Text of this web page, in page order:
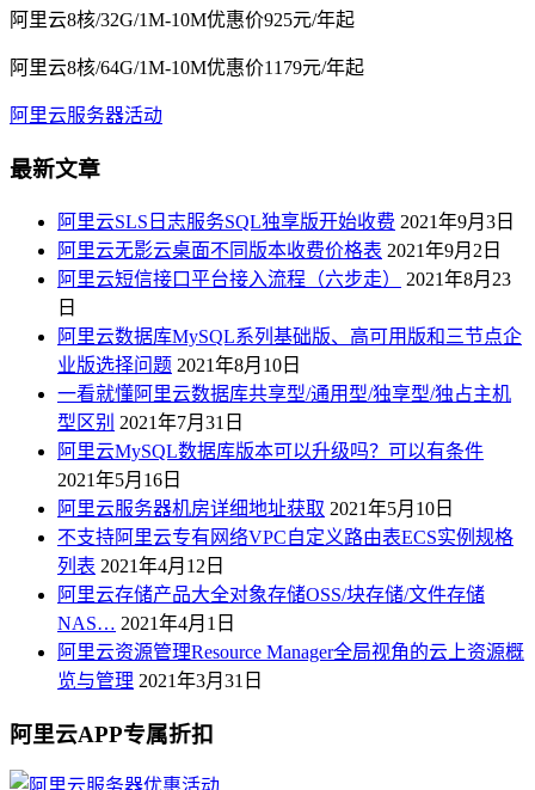
阿里云8核/32G/1M-10M优惠价925元/年起
阿里云8核/64G/1M-10M优惠价1179元/年起
阿里云服务器活动
最新文章
阿里云SLS日志服务SQL独享版开始收费 2021年9月3日
阿里云无影云桌面不同版本收费价格表 2021年9月2日
阿里云短信接口平台接入流程（六步走）
2021年8月23
日
阿里云数据库MySQL系列基础版、高可用版和三节点企
业版选择问题 2021年8月10日
一看就懂阿里云数据库共享型/通用型/独享型/独占主机
型区别 2021年7月31日
阿里云MySQL数据库版本可以升级吗？可以有条件
2021年5月16日
阿里云服务器机房详细地址获取 2021年5月10日
不支持阿里云专有网络VPC自定义路由表ECS实例规格
列表 2021年4月12日
阿里云存储产品大全对象存储OSS/块存储/文件存储
NAS… 2021年4月1日
阿里云资源管理Resource Manager全局视角的云上资源概
览与管理 2021年3月31日
阿里云APP专属折扣